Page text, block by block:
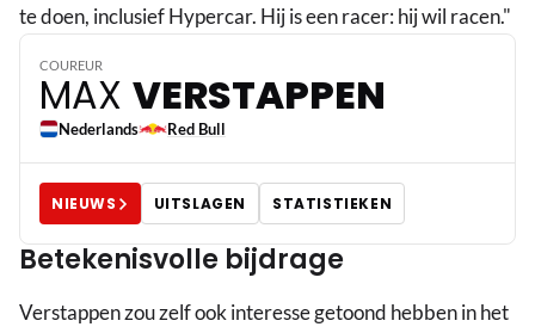
te doen, inclusief Hypercar. Hij is een racer: hij wil racen."
COUREUR
MAX VERSTAPPEN
Nederlands Red Bull 3
NIEUWS UITSLAGEN STATISTIEKEN
Betekenisvolle bijdrage
Verstappen zou zelf ook interesse getoond hebben in het